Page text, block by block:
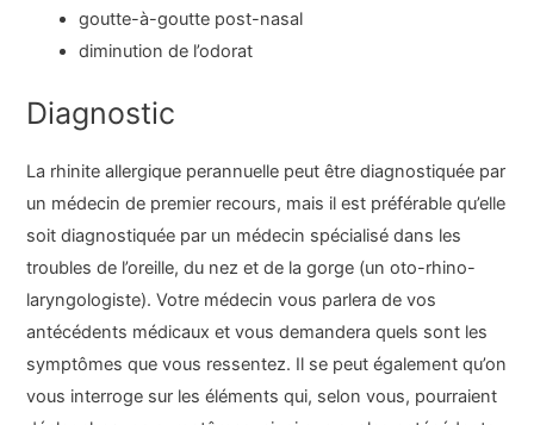
goutte-à-goutte post-nasal
diminution de l’odorat
Diagnostic
La rhinite allergique perannuelle peut être diagnostiquée par
un médecin de premier recours, mais il est préférable qu’elle
soit diagnostiquée par un médecin spécialisé dans les
troubles de l’oreille, du nez et de la gorge (un oto-rhino-
laryngologiste). Votre médecin vous parlera de vos
antécédents médicaux et vous demandera quels sont les
symptômes que vous ressentez. Il se peut également qu’on
vous interroge sur les éléments qui, selon vous, pourraient